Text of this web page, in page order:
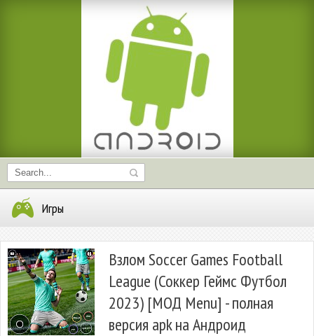
Игры
Взлом Soccer Games Football
League (Соккер Геймс Футбол
2023) [МОД Menu] - полная
версия apk на Андроид